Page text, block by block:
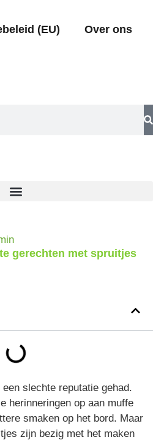
(EU) Over ons
gerechten met spruitjes
slechte reputatie gehad.
herinneringen op aan muffe
smaken op het bord. Maar
zijn bezig met het maken